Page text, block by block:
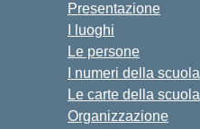
Presentazione
I luoghi
Le persone
I numeri della scuola
Le carte della scuola
Organizzazione